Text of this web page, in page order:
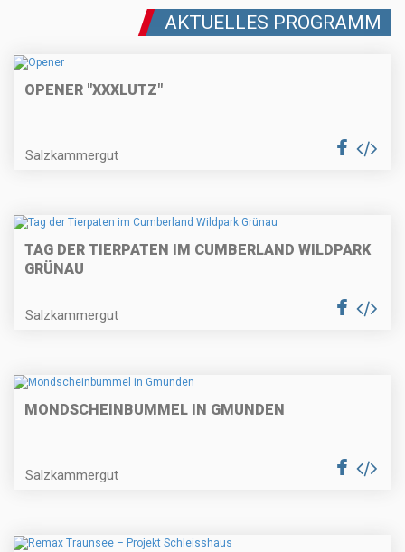
AKTUELLES PROGRAMM
OPENER "XXXLUTZ"
Salzkammergut
TAG DER TIERPATEN IM CUMBERLAND WILDPARK
GRÜNAU
Salzkammergut
MONDSCHEINBUMMEL IN GMUNDEN
Salzkammergut